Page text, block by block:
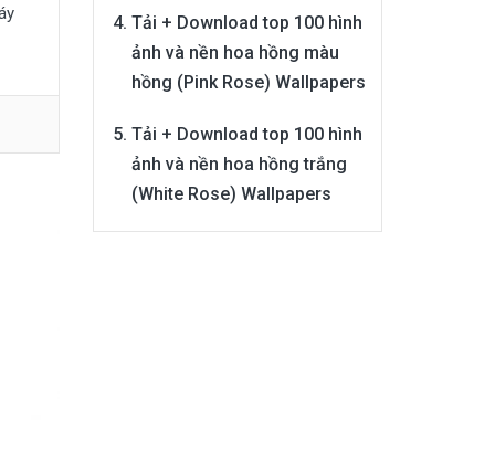
Tải + Download top 100 hình
ảnh và nền hoa hồng màu
hồng (Pink Rose) Wallpapers
Tải + Download top 100 hình
ảnh và nền hoa hồng trắng
(White Rose) Wallpapers